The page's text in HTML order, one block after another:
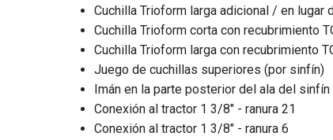
Cuchilla Trioform larga adicional / en lugar
Cuchilla Trioform corta con recubrimiento
Cuchilla Trioform larga con recubrimiento
Juego de cuchillas superiores (por sinfín)
Imán en la parte posterior del ala del
Conexión al tractor 1 3/8" - ranura 21
Conexión al tractor 1 3/8" - ranura 6